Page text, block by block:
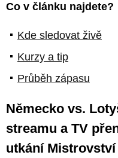
Co v článku najdete?
Kde sledovat živě
Kurzy a tip
Průběh zápasu
Německo vs.
streamu a TV
utkání